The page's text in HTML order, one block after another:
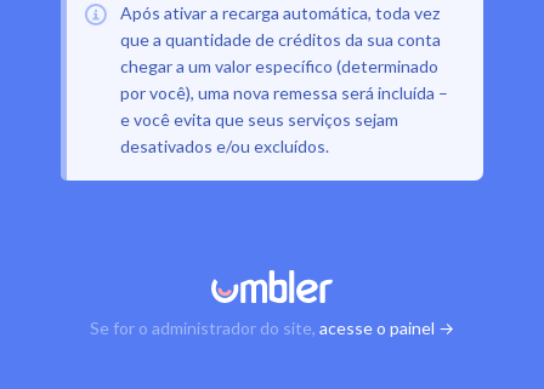
Após ativar a recarga automática, toda vez
que a quantidade de créditos da sua conta
chegar a um valor específico (determinado
por você), uma nova remessa será incluída –
e você evita que seus serviços sejam
desativados e/ou excluídos.
Se for o administrador do site, acesse o painel →